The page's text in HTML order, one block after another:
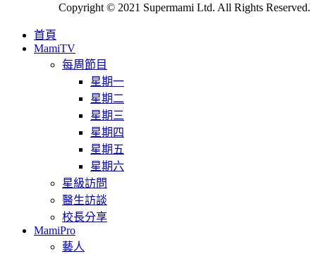
Copyright © 2021 Supermami Ltd. All Rights Reserved.
首頁
MamiTV
每周節目
星期一
星期二
星期三
星期四
星期五
星期六
星級訪問
醫生訪談
校長分享
MamiPro
藝人